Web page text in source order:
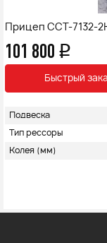
Прицеп ССТ-7132-
101 800 q
Быстрый
Подвеска
Тип рессоры
Колея (мм)